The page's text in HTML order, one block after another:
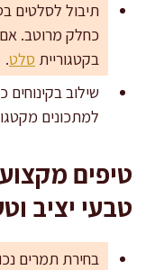
תיבול לסלטים
כחלק מרוטב.
בקטגוריית סלט.
שילוב
למתכונים
טיפים
טבעי יציב
בחירת תמרים